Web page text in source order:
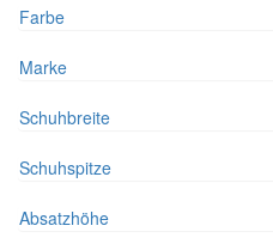
Farbe
Marke
Schuhbreite
Schuhspitze
Absatzhöhe